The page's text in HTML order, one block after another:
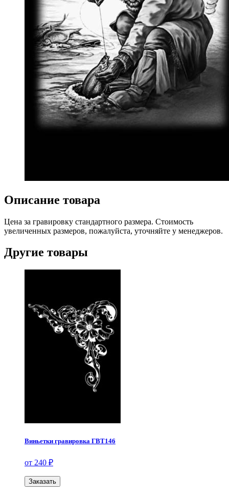
Описание товара
Цена за гравировку стандартного размера. Стоимость
увеличенных размеров, пожалуйста, уточняйте у менеджеров.
Другие товары
Виньетки гравировка ГВТ146
от 240 ₽
Заказать